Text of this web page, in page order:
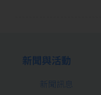
新聞與活動
新聞訊息